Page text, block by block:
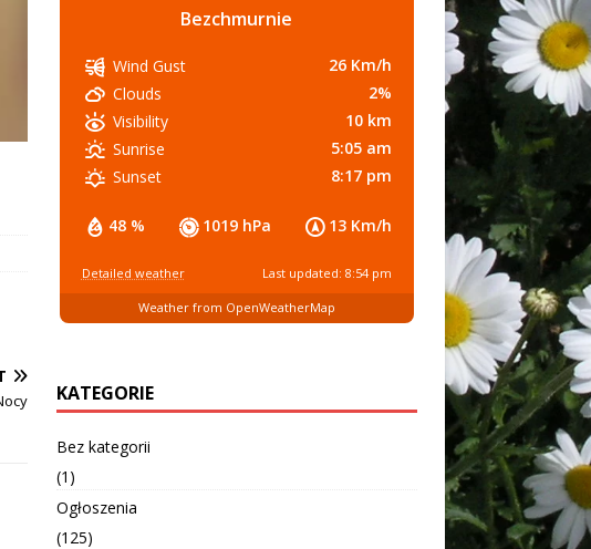
Bezchmurnie
48 % 1019 hPa 13 Km/h
Wind Gust
26 Km/h
Clouds
2%
Visibility
10 km
Sunrise
5:05 am
Sunset
8:17 pm
Detailed weather Last updated: 8:54 pm
Weather from OpenWeatherMap
KATEGORIE
Bez kategorii
(1)
Ogłoszenia
(125)